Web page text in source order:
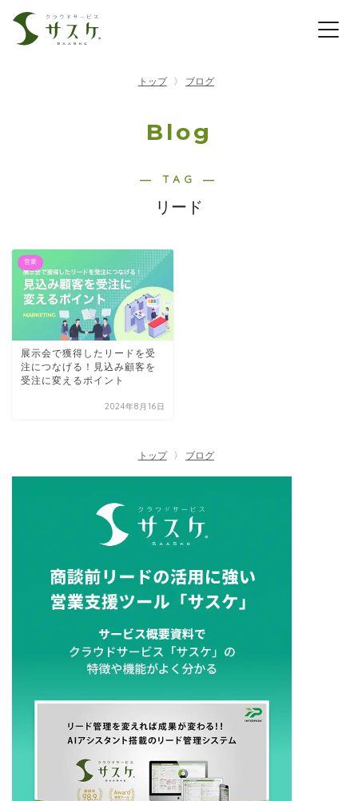
トップ ブログ
Blog
― TAG ―
リード
営業
展示会で獲得したリードを受
注につなげる！見込み顧客を
受注に変えるポイント
2024年8月16日
トップ ブログ